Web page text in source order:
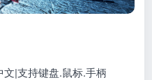
|支持键盘.鼠标.手柄